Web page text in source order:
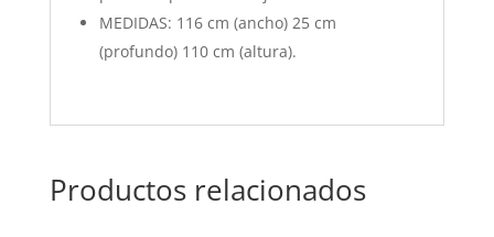
MEDIDAS: 116 cm (ancho) 25 cm
(profundo) 110 cm (altura).
Productos relacionados